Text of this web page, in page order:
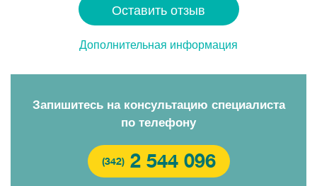
Оставить отзыв
Дополнительная информация
Запишитесь на консультацию специалиста
по телефону
(342) 2 544 096